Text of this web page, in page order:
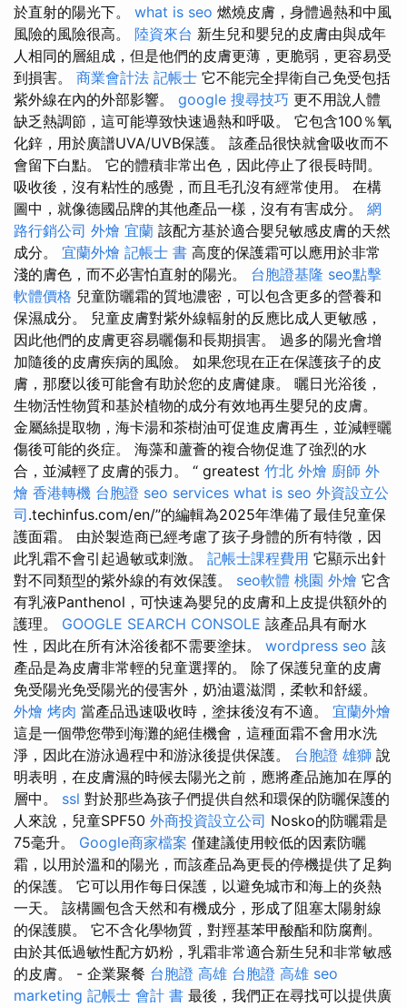
於直射的陽光下。 what is seo 燃燒皮膚，身體過熱和中風
風險的風險很高。 陸資來台 新生兒和嬰兒的皮膚由與成年
人相同的層組成，但是他們的皮膚更薄，更脆弱，更容易受
到損害。 商業會計法 記帳士 它不能完全捍衛自己免受包括
紫外線在內的外部影響。 google 搜尋技巧 更不用說人體
缺乏熱調節，這可能導致快速過熱和呼吸。 它包含100％氧
化鋅，用於廣譜UVA/UVB保護。 該產品很快就會吸收而不
會留下白點。 它的體積非常出色，因此停止了很長時間。
吸收後，沒有粘性的感覺，而且毛孔沒有經常使用。 在構
圖中，就像德國品牌的其他產品一樣，沒有有害成分。 網
路行銷公司 外燴 宜蘭 該配方基於適合嬰兒敏感皮膚的天然
成分。 宜蘭外燴 記帳士 書 高度的保護霜可以應用於非常
淺的膚色，而不必害怕直射的陽光。 台胞證基隆 seo點擊
軟體價格 兒童防曬霜的質地濃密，可以包含更多的營養和
保濕成分。 兒童皮膚對紫外線輻射的反應比成人更敏感，
因此他們的皮膚更容易曬傷和長期損害。 過多的陽光會增
加隨後的皮膚疾病的風險。 如果您現在正在保護孩子的皮
膚，那麼以後可能會有助於您的皮膚健康。 曬日光浴後，
生物活性物質和基於植物的成分有效地再生嬰兒的皮膚。
金屬絲提取物，海卡湯和茶樹油可促進皮膚再生，並減輕曬
傷後可能的炎症。 海藻和蘆薈的複合物促進了強烈的水
合，並減輕了皮膚的張力。 “ greatest 竹北 外燴 廚師 外
燴 香港轉機 台胞證 seo services what is seo 外資設立公
司.techinfus.com/en/”的編輯為2025年準備了最佳兒童保
護面霜。 由於製造商已經考慮了孩子身體的所有特徵，因
此乳霜不會引起過敏或刺激。 記帳士課程費用 它顯示出針
對不同類型的紫外線的有效保護。 seo軟體 桃園 外燴 它含
有乳液Panthenol，可快速為嬰兒的皮膚和上皮提供額外的
護理。 GOOGLE SEARCH CONSOLE 該產品具有耐水
性，因此在所有沐浴後都不需要塗抹。 wordpress seo 該
產品是為皮膚非常輕的兒童選擇的。 除了保護兒童的皮膚
免受陽光免受陽光的侵害外，奶油還滋潤，柔軟和舒緩。
外燴 烤肉 當產品迅速吸收時，塗抹後沒有不適。 宜蘭外燴
這是一個帶您帶到海灘的絕佳機會，這種面霜不會用水洗
淨，因此在游泳過程中和游泳後提供保護。 台胞證 雄獅 說
明表明，在皮膚濕的時候去陽光之前，應將產品施加在厚的
層中。 ssl 對於那些為孩子們提供自然和環保的防曬保護的
人來說，兒童SPF50 外商投資設立公司 Nosko的防曬霜是
75毫升。 Google商家檔案 僅建議使用較低的因素防曬
霜，以用於溫和的陽光，而該產品為更長的停機提供了足夠
的保護。 它可以用作每日保護，以避免城市和海上的炎熱
一天。 該構圖包含天然和有機成分，形成了阻塞太陽射線
的保護膜。 它不含化學物質，對羥基苯甲酸酯和防腐劑。
由於其低過敏性配方奶粉，乳霜非常適合新生兒和非常敏感
的皮膚。 - 企業聚餐 台胞證 高雄 台胞證 高雄 seo
marketing 記帳士 會計 書 最後，我們正在尋找可以提供廣